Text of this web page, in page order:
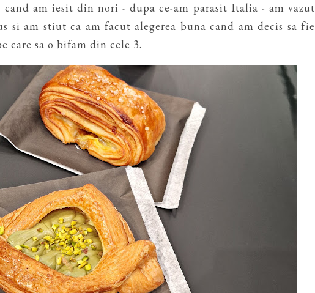
cand am iesit din nori - dupa ce-am parasit Italia - am vazut
si am stiut ca am facut alegerea buna cand am decis sa fie
care sa o bifam din cele 3.